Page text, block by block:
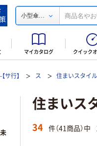
小型傘...
マイカタログ クイック
サ行】 ス 住まいスタイル
住まいス
34 件（41商品）中